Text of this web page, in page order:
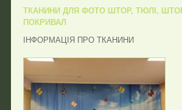
ТКАНИНИ ДЛЯ ФОТО ШТОР, ТЮЛІ,
ПОКРИВАЛ
ІНФОРМАЦІЯ ПРО ТКАНИНИ